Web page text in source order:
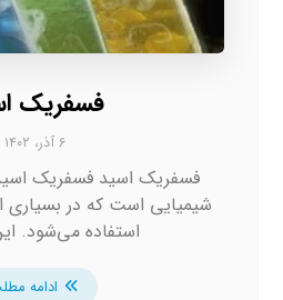
فسفریک
۶ آذر، ۱۴۰۲
فسفریک اسید فسفریک
شیمیایی است که در بسیاری
استفاده می‌شود.
ادامه